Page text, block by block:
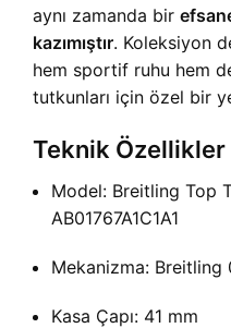
aynı zamanda bir
kazımıştır. Koleksiyon
hem sportif ruhu hem
tutkunları için özel bir
Teknik Özellikler
Model: Breitling Top
AB01767A1C1A1
Mekanizma: Breitling
Kasa Çapı: 41 mm